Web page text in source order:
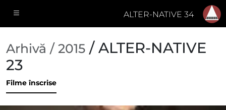
ALTER-NATIVE 34
Arhivă / 2015 / ALTER-NATIVE
23
Filme înscrise